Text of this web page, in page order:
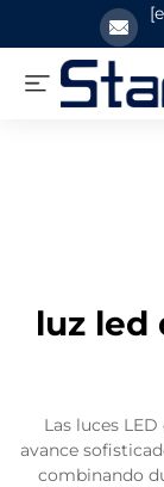
luz led
Las luces
avance
combinando